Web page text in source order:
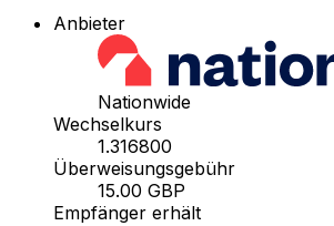
Anbieter
Nationwide
Wechselkurs
1.316800
Überweisungsgebühr
15.00 GBP
Empfänger erhält